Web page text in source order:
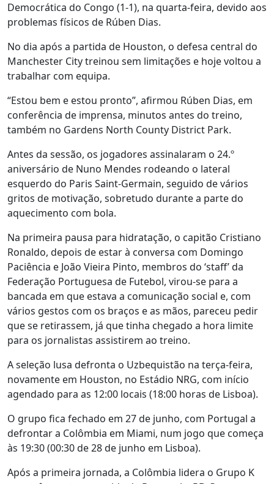
Democrática do Congo (1-1), na quarta-feira, devido aos
problemas físicos de Rúben Dias.
No dia após a partida de Houston, o defesa central do
Manchester City treinou sem limitações e hoje voltou a
trabalhar com equipa.
“Estou bem e estou pronto”, afirmou Rúben Dias, em
conferência de imprensa, minutos antes do treino,
também no Gardens North County District Park.
Antes da sessão, os jogadores assinalaram o 24.º
aniversário de Nuno Mendes rodeando o lateral
esquerdo do Paris Saint-Germain, seguido de vários
gritos de motivação, sobretudo durante a parte do
aquecimento com bola.
Na primeira pausa para hidratação, o capitão Cristiano
Ronaldo, depois de estar à conversa com Domingo
Paciência e João Vieira Pinto, membros do ‘staff’ da
Federação Portuguesa de Futebol, virou-se para a
bancada em que estava a comunicação social e, com
vários gestos com os braços e as mãos, pareceu pedir
que se retirassem, já que tinha chegado a hora limite
para os jornalistas assistirem ao treino.
A seleção lusa defronta o Uzbequistão na terça-feira,
novamente em Houston, no Estádio NRG, com início
agendado para as 12:00 locais (18:00 horas de Lisboa).
O grupo fica fechado em 27 de junho, com Portugal a
defrontar a Colômbia em Miami, num jogo que começa
às 19:30 (00:30 de 28 de junho em Lisboa).
Após a primeira jornada, a Colômbia lidera o Grupo K